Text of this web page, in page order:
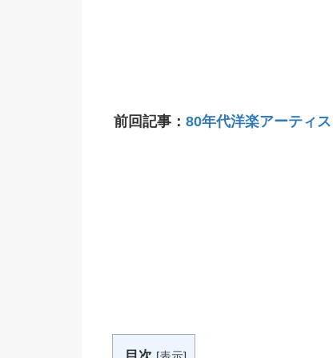
前回記事： 80年代洋楽アーティ